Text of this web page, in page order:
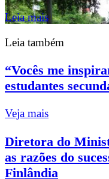
Leia mais
Leia também
“Vocês me
estudantes
Veja mais
Diretora do
as razões do
Finlândia